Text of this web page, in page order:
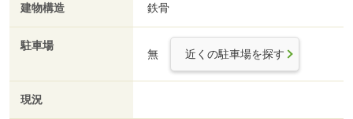
建物構造 鉄骨
駐車場
無 近くの駐車場を探す
現況